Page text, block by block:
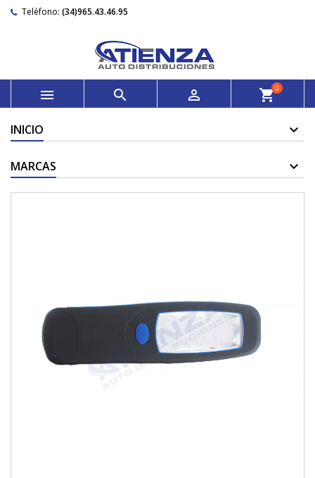
Teléfono: (34)965.43.46.95
   shopping_cart0
INICIO
MARCAS